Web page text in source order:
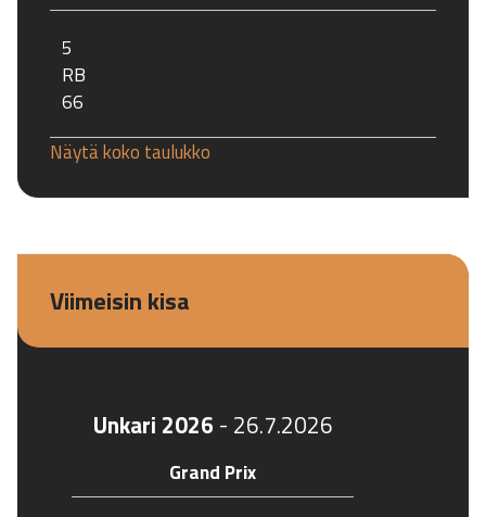
5
RB
66
Näytä koko taulukko
Viimeisin kisa
Unkari 2026 - 26.7.2026
Grand Prix